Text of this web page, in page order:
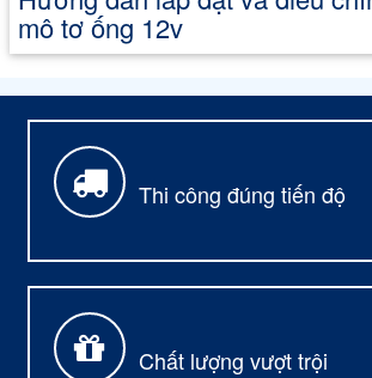
mô tơ ống 12v
Thi công đúng tiến độ
Chất lượng vượt trội